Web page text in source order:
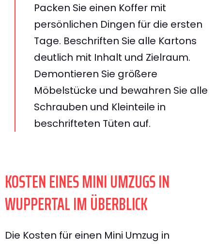
Packen Sie einen Koffer mit
persönlichen Dingen für die ersten
Tage. Beschriften Sie alle Kartons
deutlich mit Inhalt und Zielraum.
Demontieren Sie größere
Möbelstücke und bewahren Sie alle
Schrauben und Kleinteile in
beschrifteten Tüten auf.
KOSTEN EINES MINI UMZUGS IN
WUPPERTAL IM ÜBERBLICK
Die Kosten für einen Mini Umzug in